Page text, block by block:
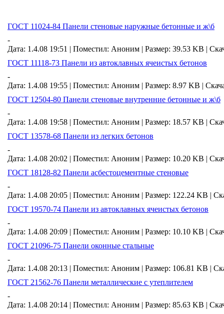
ГОСТ 11024-84 Панели стеновые наружные бетонные и ж\б
-
Дата: 1.4.08 19:51 | Поместил: Аноним | Размер: 39.53 KB |
ГОСТ 11118-73 Панели из автоклавных ячеистых бетонов
-
Дата: 1.4.08 19:55 | Поместил: Аноним | Размер: 8.97 KB |
ГОСТ 12504-80 Панели стеновые внутренние бетонные и ж\б
-
Дата: 1.4.08 19:58 | Поместил: Аноним | Размер: 18.57 KB |
ГОСТ 13578-68 Панели из легких бетонов
-
Дата: 1.4.08 20:02 | Поместил: Аноним | Размер: 10.20 KB |
ГОСТ 18128-82 Панели асбестоцементные стеновые
-
Дата: 1.4.08 20:05 | Поместил: Аноним | Размер: 122.24 KB |
ГОСТ 19570-74 Панели из автоклавных ячеистых бетонов
-
Дата: 1.4.08 20:09 | Поместил: Аноним | Размер: 10.10 KB |
ГОСТ 21096-75 Панели оконные стальные
-
Дата: 1.4.08 20:13 | Поместил: Аноним | Размер: 106.81 KB |
ГОСТ 21562-76 Панели металлические с утеплителем
-
Дата: 1.4.08 20:14 | Поместил: Аноним | Размер: 85.63 KB |